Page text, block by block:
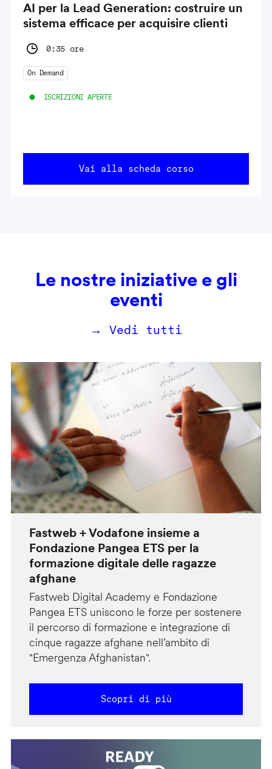
AI per la Lead Generation: costruire un
sistema efficace per acquisire clienti
0:35 ore
On Demand
ISCRIZIONI APERTE
Vai alla scheda corso
Le nostre iniziative e gli
eventi
→ Vedi tutti
Fastweb + Vodafone insieme a
Fondazione Pangea ETS per la
formazione digitale delle ragazze
afghane
Fastweb Digital Academy e Fondazione
Pangea ETS uniscono le forze per sostenere
il percorso di formazione e integrazione di
cinque ragazze afghane nell’ambito di
"Emergenza Afghanistan".
Scopri di più